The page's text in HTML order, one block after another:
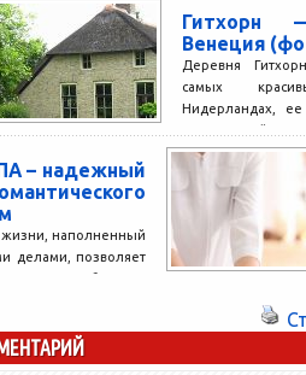
Гитхорн
Венеция
Деревня
самых
Нидерландах,
расположилась
– надежный
наполненный
делами, позволяет
потребностях.